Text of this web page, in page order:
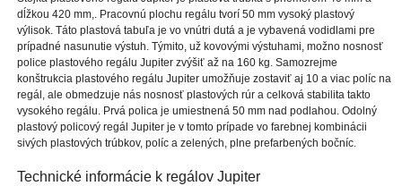
dĺžkou 420 mm,. Pracovnú plochu regálu tvorí 50 mm vysoký plastový
výlisok. Táto plastová tabuľa je vo vnútri dutá a je vybavená vodidlami pre
prípadné nasunutie výstuh. Týmito, už kovovými výstuhami, možno nosnosť
police plastového regálu Jupiter zvýšiť až na 160 kg. Samozrejme
konštrukcia plastového regálu Jupiter umožňuje zostaviť aj 10 a viac políc na
regál, ale obmedzuje nás nosnosť plastových rúr a celková stabilita takto
vysokého regálu. Prvá polica je umiestnená 50 mm nad podlahou. Odolný
plastový policový regál Jupiter je v tomto prípade vo farebnej kombinácii
sivých plastových trúbkov, políc a zelených, plne prefarbených bočníc.
Technické informácie k regálov Jupiter